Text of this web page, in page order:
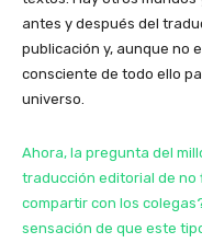
antes y después del
publicación y, aunque no
consciente de todo ello
universo.
Ahora, la pregunta del
traducción editorial de no
compartir con los
sensación de que este